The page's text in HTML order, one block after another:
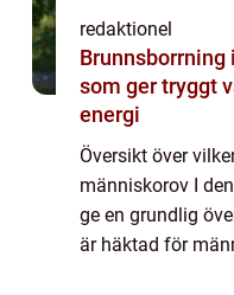
redaktionel
Brunnsborrning i
som ger tryggt
energi
Översikt över
människorov I
ge en grundlig
är häktad för